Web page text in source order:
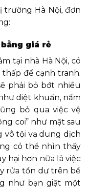
Hà Nội, đơn
giá rẻ
tại nhà Hà Nội, có
để cạnh tranh.
phải bỏ bớt nhiều
diệt khuẩn, nấm
bỏ qua việc vệ
coi” như mặt sau
vô tội vạ dung dịch
có thể nhìn thấy
hại hơn nữa là việc
rửa tồn dư trên bề
như bạn giặt một